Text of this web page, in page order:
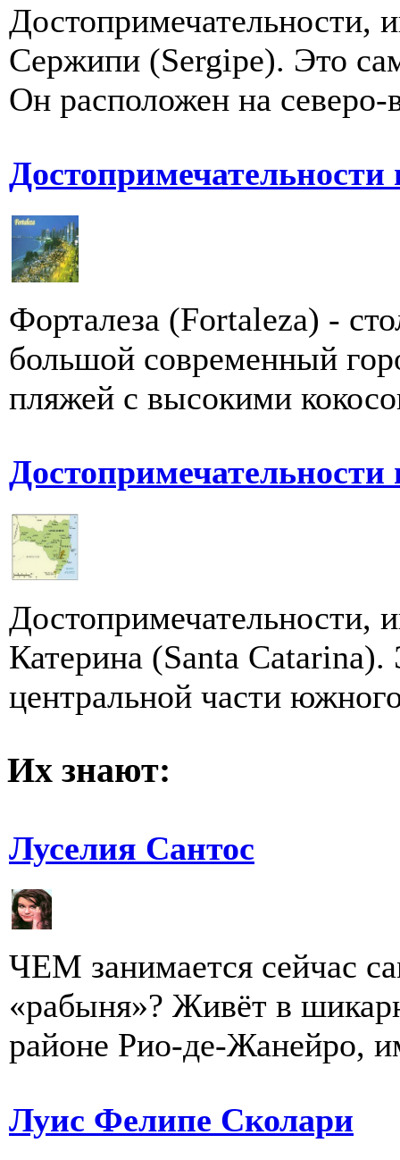
Достопримечательности,
Сержипи (Sergipe). Это
Он расположен на
Форталеза (Fortaleza) -
большой современный
пляжей с высокими
Достопримечательности,
Катерина (Santa Catarina).
центральной части
Их знают:
Луселия Сантос
ЧЕМ занимается сейчас
«рабыня»? Живёт в
районе Рио-де-Жанейро,
Луис Фелипе Сколари